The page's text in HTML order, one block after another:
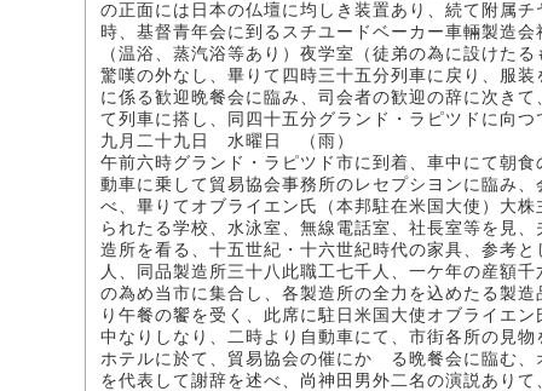
の正面には日本の仏壇に均しき装置あり、続て附属
時、基督青年会に到るスチユードベーカー車輛製造
（温浴、蒸汽浴等あり）夜学室（徒弟の為に設けた
驚嘆の外なし、畢りて四時三十五分列車に戻り、服
に係る歓迎晩餐会に臨み、司会者の歓迎の辞に次き
て列車に搭し、同四十五分グランド・ラピツドに向つ
九月二十九日 水曜日 （雨）
午前六時グランド・ラピツド市に到着、車中にて朝
動車に乗して貿易協会事務所のレセプシヨンに臨み
べ、畢りてオブライエン氏（本邦駐在米国大使）大
られたる学校、水泳室、無線電話室、社長室等を見
造所を看る、十五世紀・十六世紀時代の家具、参考
人、同品製造所三十八此職工七千人、一ケ年の産額
の為め当市に集合し、各製造所の全力を込めたる製
り午餐の饗を受く、此席に駐日米国大使オブライエ
中なりしなり、二時より自動車にて、市街各所の見
ホテルに於て、貿易協会の催にかゝる晩餐会に臨む
を代表して謝辞を述べ、尚神田男外二名の演説あり